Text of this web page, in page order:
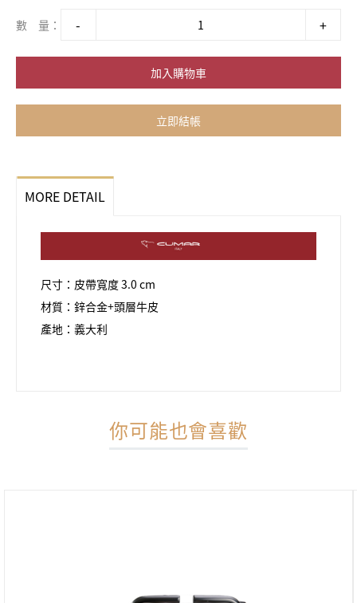
數 量：
加入購物車
立即結帳
MORE DETAIL
尺寸：皮帶寬度 3.0 cm
材質：鋅合金+頭層牛皮
產地：義大利
你可能也會喜歡